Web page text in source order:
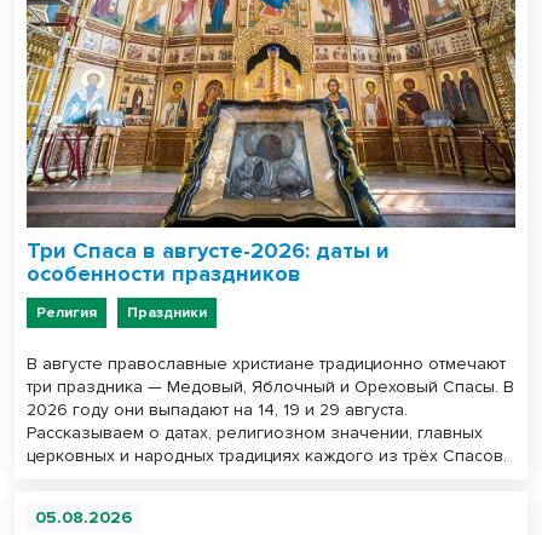
Три Спаса в августе-2026: даты и
особенности праздников
Религия Праздники
В августе православные христиане традиционно отмечают
три праздника — Медовый, Яблочный и Ореховый Спасы. В
2026 году они выпадают на 14, 19 и 29 августа.
Рассказываем о датах, религиозном значении, главных
церковных и народных традициях каждого из трёх Спасов.
05.08.2026